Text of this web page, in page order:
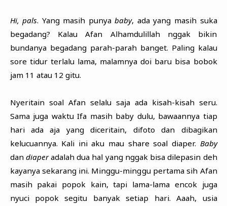
Hi, pals. Yang masih punyababy, ada yang masih suka
begadang? Kalau Afan Alhamdulillah nggak bikin
bundanya begadang parah-parah banget. Paling kalau
sore tidur terlalu lama, malamnya doi baru bisa bobok
jam 11 atau 12 gitu.
Nyeritain soal Afan selalu saja ada kisah-kisah seru.
Sama juga waktu Ifa masih baby dulu, bawaannya tiap
hari ada aja yang diceritain, difoto dan dibagikan
kelucuannya. Kali ini aku mau share soal diaper. Baby
dan diaperadalah dua hal yang nggak bisa dilepasin deh
kayanya sekarang ini. Minggu-minggu pertama sih Afan
masih pakai popok kain, tapi lama-lama encok juga
nyuci popok segitu banyak setiap hari. Aaah, usia